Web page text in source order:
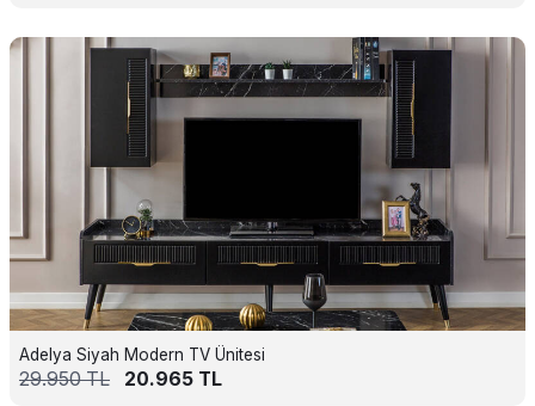
Adelya Siyah Modern TV Ünitesi
29.950TL 20.965 TL